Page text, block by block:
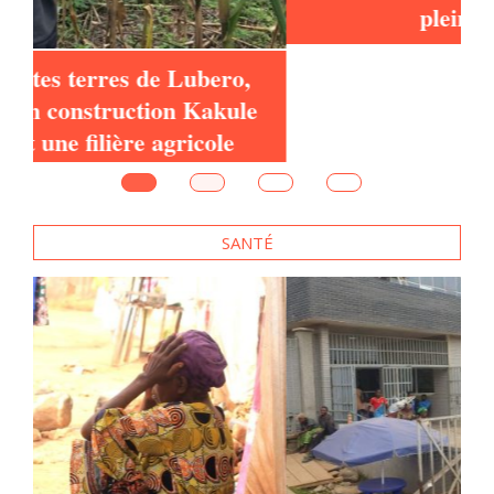
pleine ascension
SANTÉ
RDC : A la frontière de la RDC et de